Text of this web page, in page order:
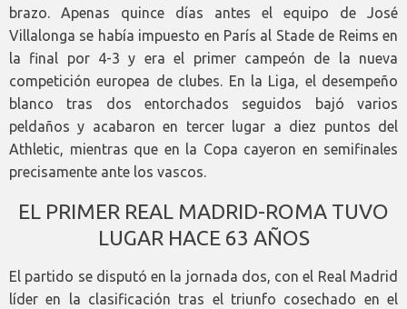
brazo. Apenas quince días antes el equipo de José
Villalonga se había impuesto en París al Stade de Reims en
la final por 4-3 y era el primer campeón de la nueva
competición europea de clubes. En la Liga, el desempeño
blanco tras dos entorchados seguidos bajó varios
peldaños y acabaron en tercer lugar a diez puntos del
Athletic, mientras que en la Copa cayeron en semifinales
precisamente ante los vascos.
EL PRIMER REAL MADRID-ROMA TUVO
LUGAR HACE 63 AÑOS
El partido se disputó en la jornada dos, con el Real Madrid
líder en la clasificación tras el triunfo cosechado en el